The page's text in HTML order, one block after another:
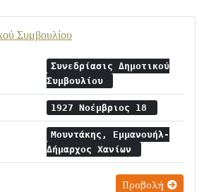
Συμβουλίου
Συνεδρίασις Δημοτικού
Συμβουλίου
1927 Νοέμβριος 18
Μουντάκης, Εμμανουήλ-
Δήμαρχος Χανίων
Προβολή